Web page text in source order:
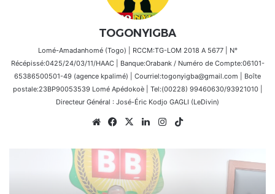
TOGONYIGBA
Lomé-Amadanhomé (Togo) | RCCM:TG-LOM 2018 A 5677 | N°
Récépissé:0425/24/03/11/HAAC | Banque:Orabank / Numéro de Compte:06101-
65386500501-49 (agence kpalimé) | Courriel:togonyigba@gmail.com | Boîte
postale:23BP90053539 Lomé Apédokoè | Tel:(00228) 99460630/93921010 |
Directeur Général : José-Éric Kodjo GAGLI (LeDivin)
WebsiteFacebook
X LinkedinInstagram